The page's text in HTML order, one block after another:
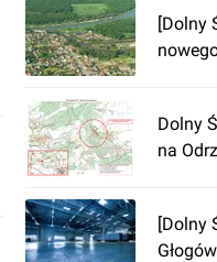
[Dolny
Dolny
na
[Dolny